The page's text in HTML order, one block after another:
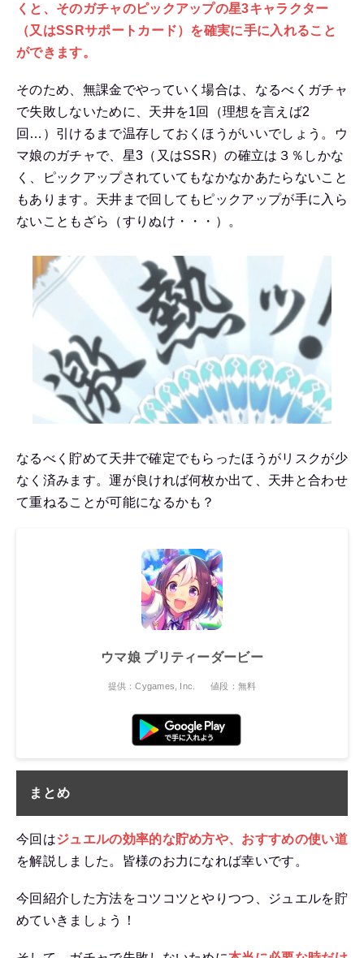
くと、そのガチャのピックアップの星3キャラクター
（又はSSRサポートカード）を確実に手に入れること
ができます。
そのため、無課金でやっていく場合は、なるべくガチャ
で失敗しないために、天井を1回（理想を言えば2
回…）引けるまで温存しておくほうがいいでしょう。ウ
マ娘のガチャで、星3（又はSSR）の確立は３％しかな
く、ピックアップされていてもなかなかあたらないこと
もあります。天井まで回してもピックアップが手に入ら
ないこともざら（すりぬけ・・・）。
なるべく貯めて天井で確定でもらったほうがリスクが少
なく済みます。運が良ければ何枚か出て、天井と合わせ
て重ねることが可能になるかも？
ウマ娘 プリティーダービー
提供：Cygames, Inc. 値段：無料
まとめ
今回はジュエルの効率的な貯め方や、おすすめの使い道
を解説しました。皆様のお力になれば幸いです。
今回紹介した方法をコツコツとやりつつ、ジュエルを貯
めていきましょう！